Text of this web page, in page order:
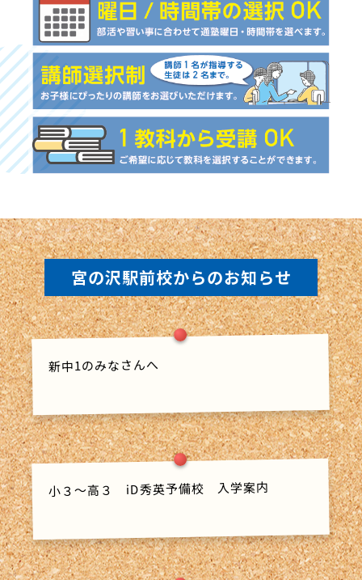
宮の沢駅前校からのお知らせ
新中1のみなさんへ
小３～高３ iD秀英予備校 入学案内